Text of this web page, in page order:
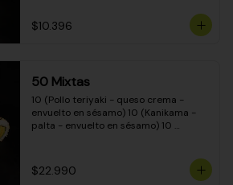
$10.396
50 Mixtas
10 (Pollo teriyaki - queso crema -
envuelto en sésamo) 10 (Kanikama -
palta - envuelto en sésamo) 10
cebollín - envuelto en masa tempura)
10 (Pimentón - queso crema - cebollín
$22.990